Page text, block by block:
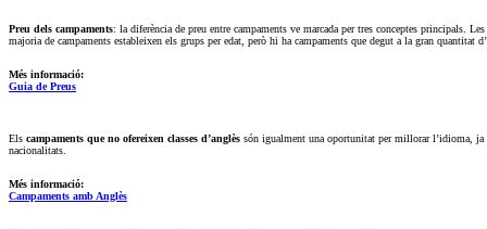
Preu dels campaments: la diferència de preu entre campaments ve marcada per tres conceptes principals. Les
majoria de campaments estableixen els grups per edat, però hi ha campaments que degut a la gran
Més informació:
Guia de Preus
Els campaments que no ofereixen classes d’anglès són igualment una oportunitat per millorar l’idioma, ja
nacionalitats.
Més informació:
Campaments amb Anglès